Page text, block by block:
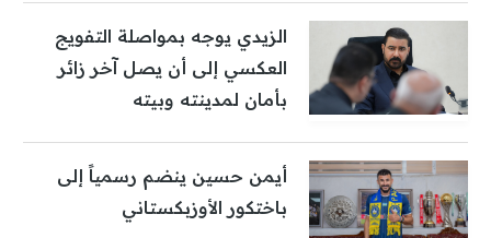
الزيدي يوجه بمواصلة التفويج
العكسي إلى أن يصل آخر زائر
بأمان لمدينته وبيته
أيمن حسين ينضم رسمياً إلى
باختكور الأوزبكستاني